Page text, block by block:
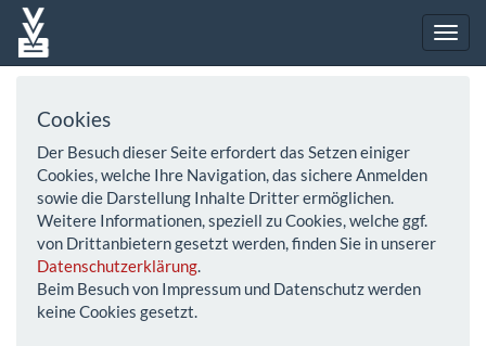
Cookies
Der Besuch dieser Seite erfordert das Setzen einiger
Cookies, welche Ihre Navigation, das sichere Anmelden
sowie die Darstellung Inhalte Dritter ermöglichen.
Weitere Informationen, speziell zu Cookies, welche ggf.
von Drittanbietern gesetzt werden, finden Sie in unserer
Datenschutzerklärung.
Beim Besuch von Impressum und Datenschutz werden
keine Cookies gesetzt.